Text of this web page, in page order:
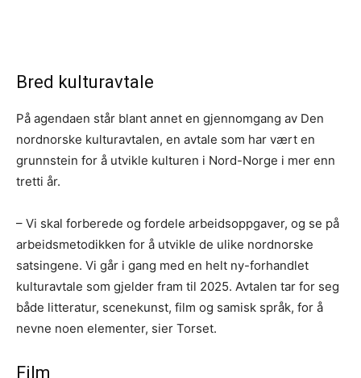
Bred kulturavtale
På agendaen står blant annet en gjennomgang av Den
nordnorske kulturavtalen, en avtale som har vært en
grunnstein for å utvikle kulturen i Nord-Norge i mer enn
tretti år.
– Vi skal forberede og fordele arbeidsoppgaver, og se på
arbeidsmetodikken for å utvikle de ulike nordnorske
satsingene. Vi går i gang med en helt ny-forhandlet
kulturavtale som gjelder fram til 2025. Avtalen tar for seg
både litteratur, scenekunst, film og samisk språk, for å
nevne noen elementer, sier Torset.
Film